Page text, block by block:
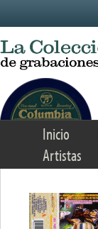
Inicio
Artistas